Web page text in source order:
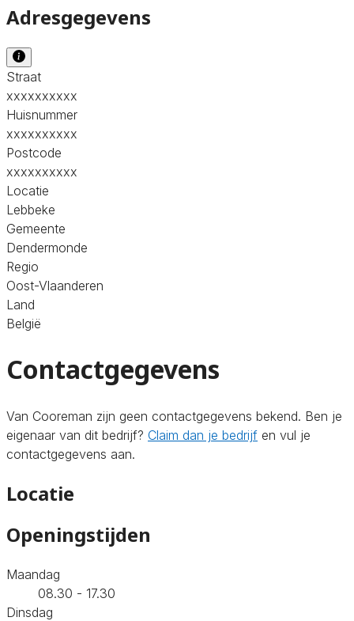
Adresgegevens
Straat
xxxxxxxxxx
Huisnummer
xxxxxxxxxx
Postcode
xxxxxxxxxx
Locatie
Lebbeke
Gemeente
Dendermonde
Regio
Oost-Vlaanderen
Land
België
Contactgegevens
Van Cooreman zijn geen contactgegevens bekend. Ben je
eigenaar van dit bedrijf? Claim dan je bedrijf en vul je
contactgegevens aan.
Locatie
Openingstijden
Maandag
08.30 - 17.30
Dinsdag